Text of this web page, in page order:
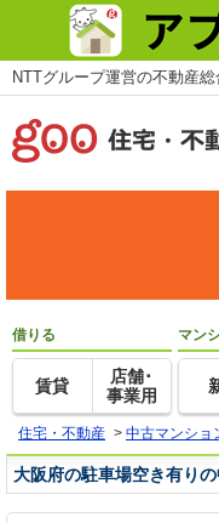
NTTグループ運営の不動産
借りる
賃貸
店舗･
事業用
マン
住宅・不動産 > 中古マンショ
大阪府の駐車場空き有り